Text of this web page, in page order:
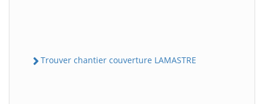
Trouver chantier couverture LAMASTRE